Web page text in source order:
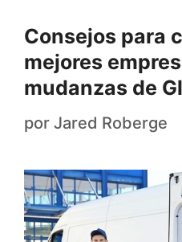
Consejos para
mejores
mudanzas de
por Jared Roberge